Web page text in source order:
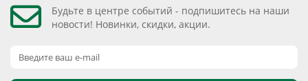
Будьте в центре событий - подпишитесь на наши
новости! Новинки, скидки, акции.